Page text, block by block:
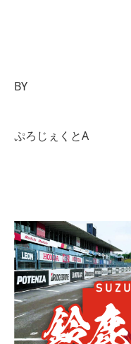
BY
ぷろじぇくとA